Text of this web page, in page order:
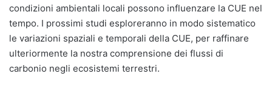
condizioni ambientali locali possono influenzare la CUE nel
tempo. I prossimi studi esploreranno in modo sistematico
le variazioni spaziali e temporali della CUE, per raffinare
ulteriormente la nostra comprensione dei flussi di
carbonio negli ecosistemi terrestri.